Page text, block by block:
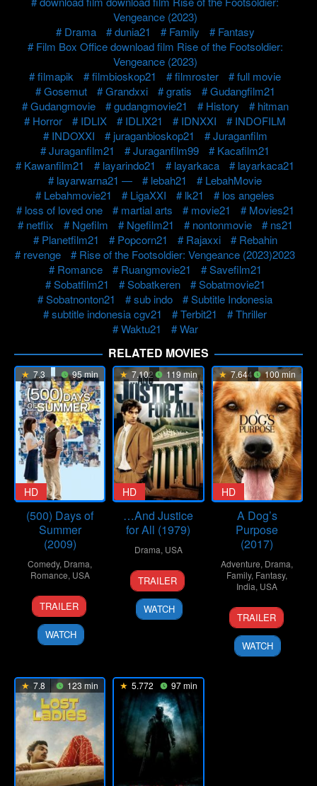
Vengeance (2023)
Drama
dunia21 Family
Fantasy
Film Box Office download film Rise of the Footsoldier:
Vengeance (2023)
filmapik
filmbioskop21 filmroster
full movie
Gosemut
Grandxxi gratis
Gudangfilm21
Gudangmovie
gudangmovie21 History
hitman
Horror
IDLIX IDLIX21 IDNXXI
INDOFILM
INDOXXI
juraganbioskop21
Juraganfilm
Juraganfilm21
Juraganfilm99
Kacafilm21
Kawanfilm21
layarindo21 layarkaca
layarkaca21
layarwarna21 —
lebah21
LebahMovie
Lebahmovie21
LigaXXI lk21
los angeles
loss of loved one
martial arts movie21
Movies21
netflix
Ngefilm Ngefilm21 nontonmovie
ns21
Planetfilm21
Popcorn21 Rajaxxi
Rebahin
revenge
Rise of the Footsoldier: Vengeance (2023)2023
Romance
Ruangmovie21
Savefilm21
Sobatfilm21
Sobatkeren
Sobatmovie21
Sobatnonton21
sub indo
Subtitle Indonesia
subtitle indonesia cgv21
Terbit21
Thriller
Waktu21
War
RELATED MOVIES
7.3 95 min
HD
(500) Days of
Summer
(2009)
Comedy, Drama,
Romance, USA
17
Jul
2009
Marc
Webb
TRAILER
WATCH
7.102 119 min
HD
…And Justice
for All (1979)
Drama, USA
19
Oct
1979
Norman
Jewison
TRAILER
WATCH
7.644 100 min
HD
A Dog’s
Purpose
(2017)
Adventure, Drama,
Family, Fantasy,
India, USA
19
Jan
2017
Lasse
Hallström
TRAILER
WATCH
7.8 123 min 5.772 97 min